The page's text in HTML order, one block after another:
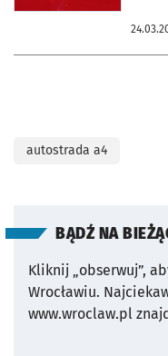
autostrada a4
BĄDŹ NA
Kliknij „obserwuj”,
Wrocławiu.
www.wroclaw.pl